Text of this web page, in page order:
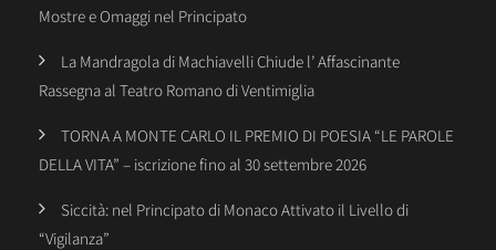
Mostre e Omaggi nel Principato
La Mandragola di Machiavelli Chiude l’ Affascinante
Rassegna al Teatro Romano di Ventimiglia
TORNA A MONTE CARLO IL PREMIO DI POESIA “LE PAROLE
DELLA VITA” – iscrizione fino al 30 settembre 2026
Siccità: nel Principato di Monaco Attivato il Livello di
“Vigilanza”